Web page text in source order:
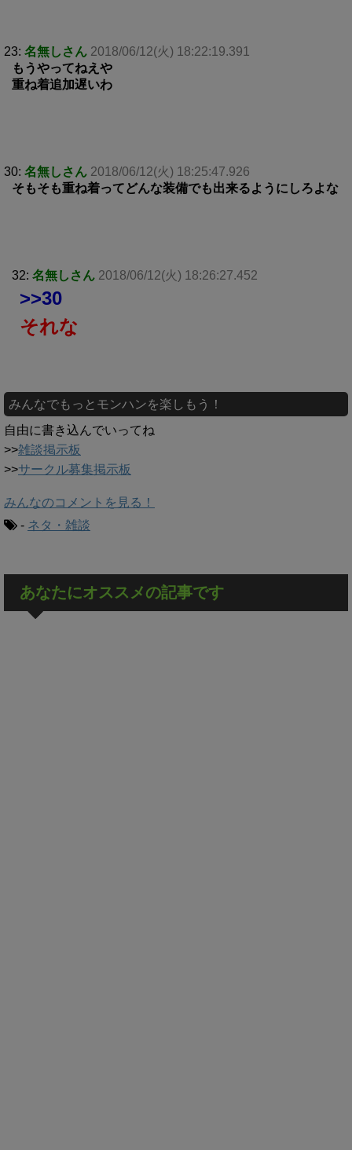
23: 名無しさん 2018/06/12(火) 18:22:19.391
もうやってねえや
重ね着追加遅いわ
30: 名無しさん 2018/06/12(火) 18:25:47.926
そもそも重ね着ってどんな装備でも出来るようにしろよな
32: 名無しさん 2018/06/12(火) 18:26:27.452
>>30
それな
みんなでもっとモンハンを楽しもう！
自由に書き込んでいってね
>>雑談掲示板
>>サークル募集掲示板
みんなのコメントを見る！
- ネタ・雑談
あなたにオススメの記事です